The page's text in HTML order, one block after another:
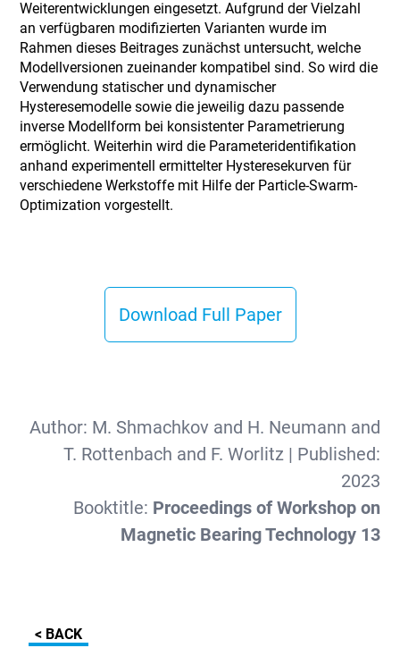
Weiterentwicklungen eingesetzt. Aufgrund der Vielzahl
an verfügbaren modifizierten Varianten wurde im
Rahmen dieses Beitrages zunächst untersucht, welche
Modellversionen zueinander kompatibel sind. So wird die
Verwendung statischer und dynamischer
Hysteresemodelle sowie die jeweilig dazu passende
inverse Modellform bei konsistenter Parametrierung
ermöglicht. Weiterhin wird die Parameteridentifikation
anhand experimentell ermittelter Hysteresekurven für
verschiedene Werkstoffe mit Hilfe der Particle-Swarm-
Optimization vorgestellt.
Download Full Paper
Author: M. Shmachkov and H. Neumann and
T. Rottenbach and F. Worlitz| Published:
2023
Booktitle: Proceedings of Workshop on
Magnetic Bearing Technology 13
< BACK